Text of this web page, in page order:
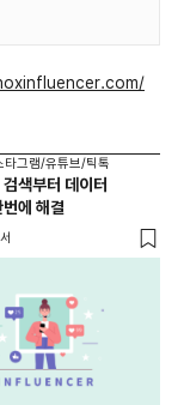
타그램/유튜브/틱톡
색부터 데이터
에 해결